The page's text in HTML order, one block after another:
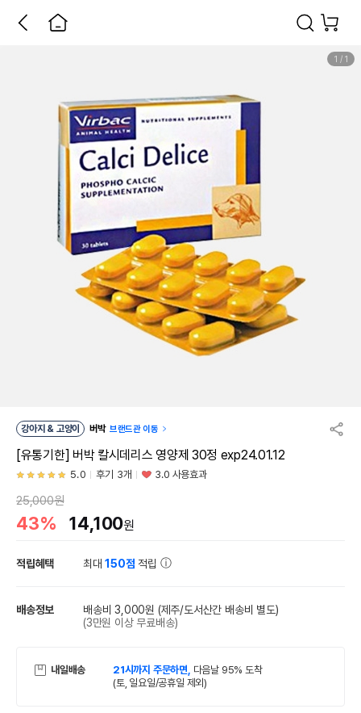
1 / 1
강아지 & 고양이 버박 브랜드관 이동
[유통기한] 버박 칼시데리스 영양제 30정 exp24.01.12
5.0 후기 3개 3.0 사용효과
25,000원
43% 14,100원
적립혜택 최대150점 적립
배송정보 배송비 3,000원 (제주/도서산간 배송비 별도)
(3만원 이상 무료배송)
내일배송 21시까지 주문하면, 다음날 95% 도착
(토, 일요일/공휴일 제외)